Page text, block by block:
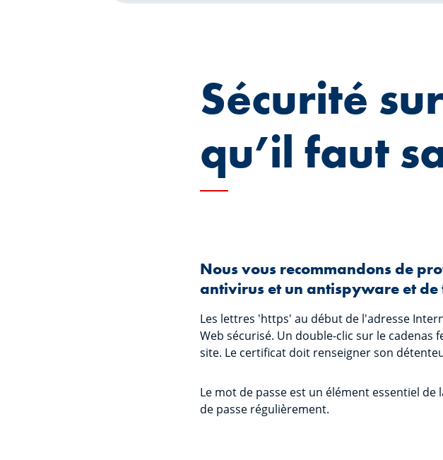
Sécurité
qu’il faut
Nous vous recommandons de
antivirus et un antispyware et de
Les lettres 'https' au début de l'adresse
Web sécurisé. Un double-clic sur le
site. Le certificat doit renseigner son
Le mot de passe est un élément essentiel
de passe régulièrement.